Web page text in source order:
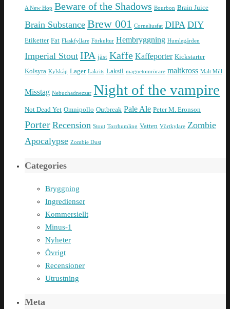
A New Hop Beware of the Shadows Bourbon Brain Juice
Brain Substance Brew 001 Corneliusfat DIPA DIY
Etiketter Fat Flaskfyllare Förkultur Hembryggning Humlegården
Imperial Stout IPA jäst Kaffe Kaffeporter Kickstarter
Kolsyra Kylskåp Lager Lakrits Laksil magnetomrörare maltkross Malt Mill
Misstag Nebuchadnezzar Night of the vampire
Not Dead Yet Omnipollo Outbreak Pale Ale Peter M. Eronson
Porter Recension Stout Torrhumling Vatten Vörtkylare Zombie
Apocalypse Zombie Dust
Categories
Bryggning
Ingredienser
Kommersiellt
Minus-1
Nyheter
Övrigt
Recensioner
Utrustning
Meta